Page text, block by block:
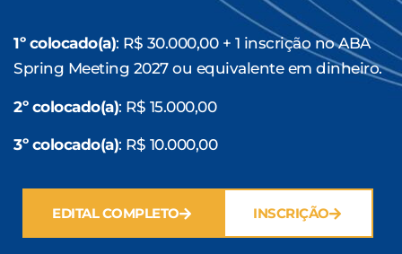
1º colocado(a): R$ 30.000,00 + 1 inscrição no ABA
Spring Meeting 2027 ou equivalente em dinheiro.
2º colocado(a): R$ 15.000,00
3º colocado(a): R$ 10.000,00
EDITAL COMPLETO INSCRIÇÃO